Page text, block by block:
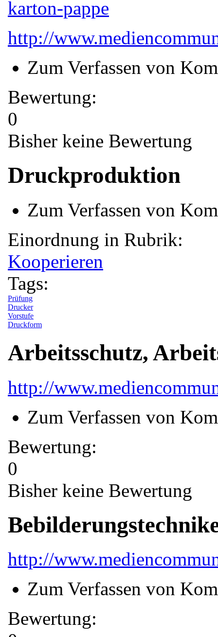
karton-pappe
http://
Zum Verfassen von
Bewertung:
0
Bisher keine Bewertung
Druckproduktion
Zum Verfassen von
Einordnung in Rubrik:
Kooperieren
Tags:
Prüfung
Drucker
Vorstufe
Druckform
Arbeitsschutz,
http://
Zum Verfassen von
Bewertung:
0
Bisher keine Bewertung
http://
Zum Verfassen von
Bewertung: